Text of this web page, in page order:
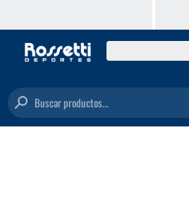
Buscar productos...